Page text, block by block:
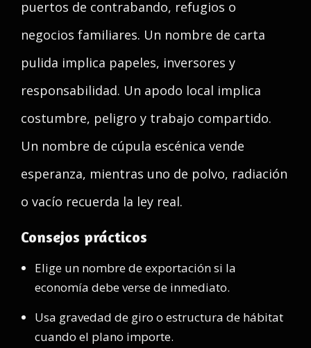
puertos de contrabando, refugios o
negocios familiares. Un nombre de carta
pulida implica papeles, inversores y
responsabilidad. Un apodo local implica
costumbre, peligro y trabajo compartido.
Un nombre de cúpula escénica vende
esperanza, mientras uno de polvo, radiación
o vacío recuerda la ley real.
Consejos prácticos
Elige un nombre de exportación si la
economía debe verse de inmediato.
Usa gravedad de giro o estructura de hábitat
cuando el plano importe.